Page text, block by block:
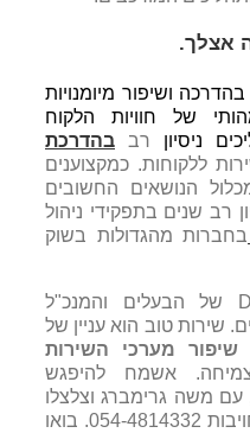
אצלך.
ושיפור מיומנויות
של חוויות הלקוח
ניסיון רב בהדרכת
ללקוחות. כמקצוענים
הנושאים החשובים
רב שנים בתפקידי ניהול
בחברות מהגדולות בשוק
אנו פועלים על פי ה- DNA של הבעלים והמנכ"ל
שירות טוב הוא עניין של
שיפור מערכי השירות
אשמח להיפגש
עם משה גרימברג וצלצלו
לתיאום פגישת הכרות ללא מחויבות 054-4814332. בואו